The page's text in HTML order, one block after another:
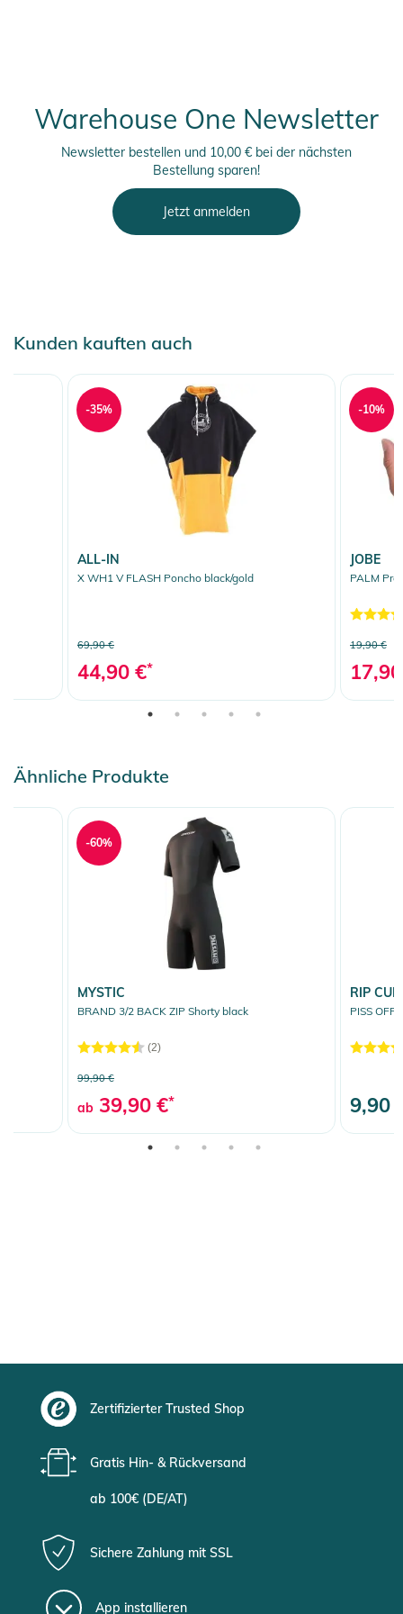
Warehouse One Newsletter
Newsletter bestellen und 10,00 € bei der nächsten
Bestellung sparen!
Jetzt anmelden
Kunden kauften auch
ALL-IN
X WH1 V FLASH Poncho black/gold
69,90 €
44,90 €*
-35%
JOBE
PALM
19,90 €
-10%
Ähnliche Produkte
MYSTIC
BRAND 3/2 BACK ZIP Shorty black
(2)
99,90 €
ab 39,90 €*
-60%
RIP
PISS
9,90
Zertifizierter Trusted Shop
Gratis Hin- & Rückversand
ab 100€ (DE/AT)
Sichere Zahlung mit SSL
App installieren